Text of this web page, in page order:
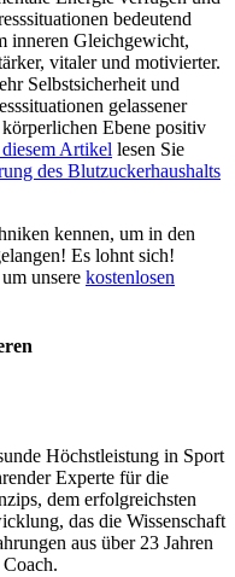
bedeutend
inneren Gleichgewicht,
vitaler und motivierter.
Selbstsicherheit und
gelassener
Ebene positiv
Artikel lesen Sie
des Blutzuckerhaushalts
kennen, um in den
Es lohnt sich!
unsere kostenlosen
Höchstleistung in Sport
Experte für die
dem erfolgreichsten
das die Wissenschaft
aus über 23 Jahren